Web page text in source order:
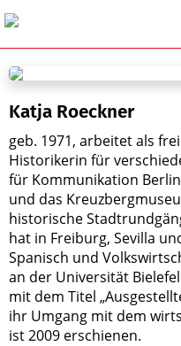
Katja Roeckner
geb. 1971, arbeitet als
Historikerin für
für Kommunikation
und das
historische
hat in Freiburg, Sevilla
Spanisch und
an der Universität
mit dem Titel
ihr Umgang mit dem
ist 2009 erschienen.